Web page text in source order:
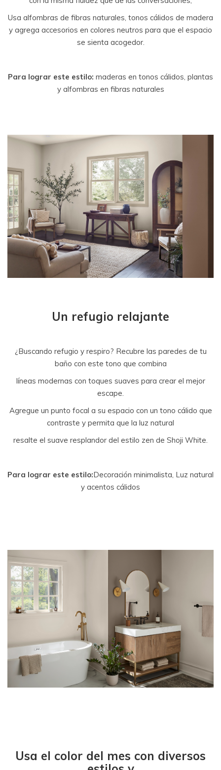
Usa alfombras de fibras naturales, tonos cálidos de madera
y agrega accesorios en colores neutros para que el espacio
se sienta acogedor.
Para lograr este estilo: maderas en tonos cálidos, plantas
y alfombras en fibras naturales
Un refugio relajante
¿Buscando refugio y respiro? Recubre las paredes de tu
baño con este tono que combina
líneas modernas con toques suaves para crear el mejor
escape.
Agregue un punto focal a su espacio con un tono cálido que
contraste y permita que la luz natural
resalte el suave resplandor del estilo zen de Shoji White.
Para lograr este estilo:Decoración minimalista, Luz natural
y acentos cálidos
Usa el color del mes con diversos